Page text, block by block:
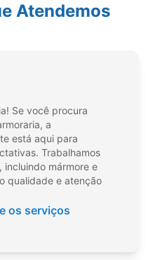
Atendemos
Se você procura
a
está aqui para
Trabalhamos
incluindo mármore e
qualidade e atenção
os serviços